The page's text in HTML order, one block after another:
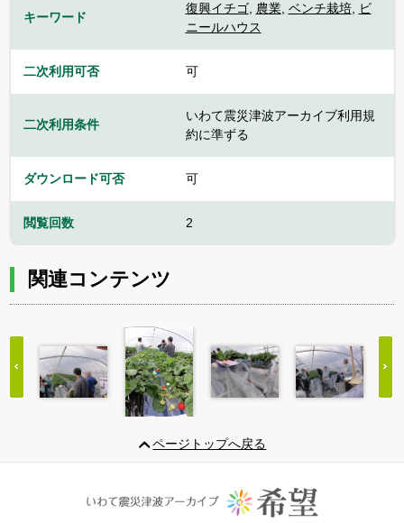
キーワード
復興イチゴ, 農業, ベンチ栽培, ビ
ニールハウス
二次利用可否 可
二次利用条件
いわて震災津波アーカイブ利用規
約に準ずる
ダウンロード可否 可
閲覧回数 2
関連コンテンツ
20
ページトップへ戻る